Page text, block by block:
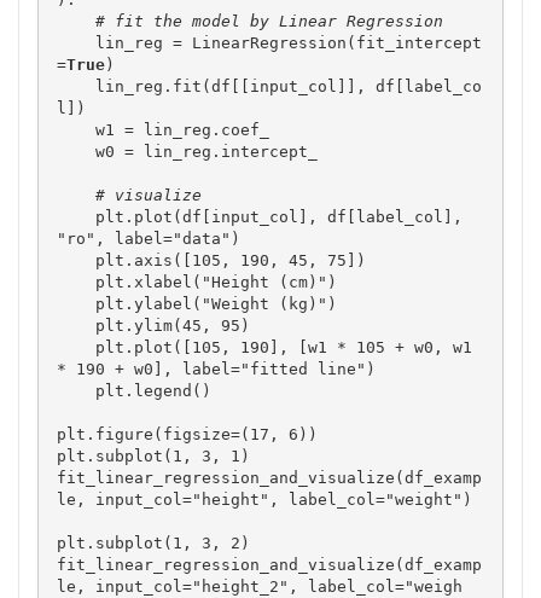
# fit the model by Linear Regression
=True)
l])
# visualize
"ro", label="data")
* 190 + w0], label="fitted line")
plt.figure(figsize=(17, 6))
plt.subplot(1, 3, 1)
fit_linear_regression_and_visualize(df_examp
le, input_col="height", label_col="weight")
plt.subplot(1, 3, 2)
fit_linear_regression_and_visualize(df_examp
le, input_col="height_2", label_col="weigh